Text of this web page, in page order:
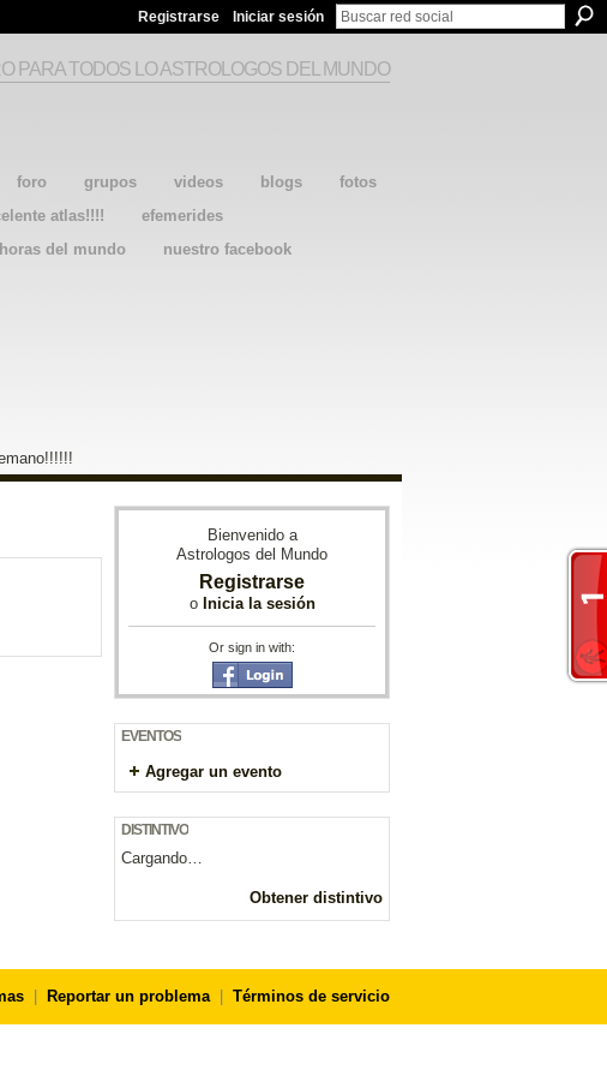
Registrarse Iniciar sesión
foro grupos videos blogs
fotos
atlas!!!!
efemerides
horas del mundo
nuestro facebook
PARA TODOS LO ASTROLOGOS DEL MUNDO
Bienvenido a
Astrologos del Mundo
Registrarse
o Inicia la sesión
Or sign in with:
EVENTOS
Agregar un evento
DISTINTIVO
Cargando…
Obtener distintivo
Reportar un problema| Términos de servicio